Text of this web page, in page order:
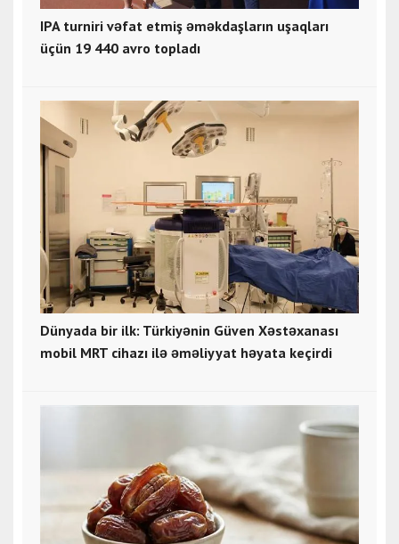
IPA turniri vəfat etmiş əməkdaşların uşaqları
üçün 19 440 avro topladı
Dünyada bir ilk: Türkiyənin Güven Xəstəxanası
mobil MRT cihazı ilə əməliyyat həyata keçirdi